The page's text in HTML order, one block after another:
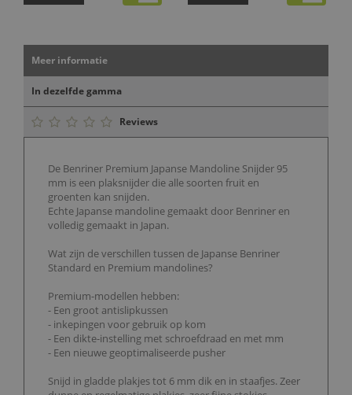
Meer informatie
In dezelfde gamma
Reviews
De Benriner Premium Japanse Mandoline Snijder 95
mm is een plaksnijder die alle soorten fruit en
groenten kan snijden.
Echte Japanse mandoline gemaakt door Benriner en
volledig gemaakt in Japan.
Wat zijn de verschillen tussen de Japanse Benriner
Standard en Premium mandolines?
Premium-modellen hebben:
- Een groot antislipkussen
- inkepingen voor gebruik op kom
- Een dikte-instelling met schroefdraad en met mm
- Een nieuwe geoptimaliseerde pusher
Snijd in gladde plakjes tot 6 mm dik en in staafjes. Zeer